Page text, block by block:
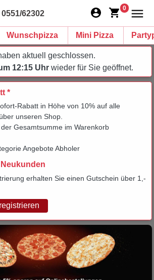
0551/62302
0
Wunschpizza Mini Pizza
aktuell geschlossen.
12:15 Uhrwieder für Sie geöffnet.
*
Rabatt in Höhe von 10% auf alle
unseren Shop.
Gesamtsumme im Warenkorb
Angebote Abholer
erhalten Sie einen Gutschein über 1,-